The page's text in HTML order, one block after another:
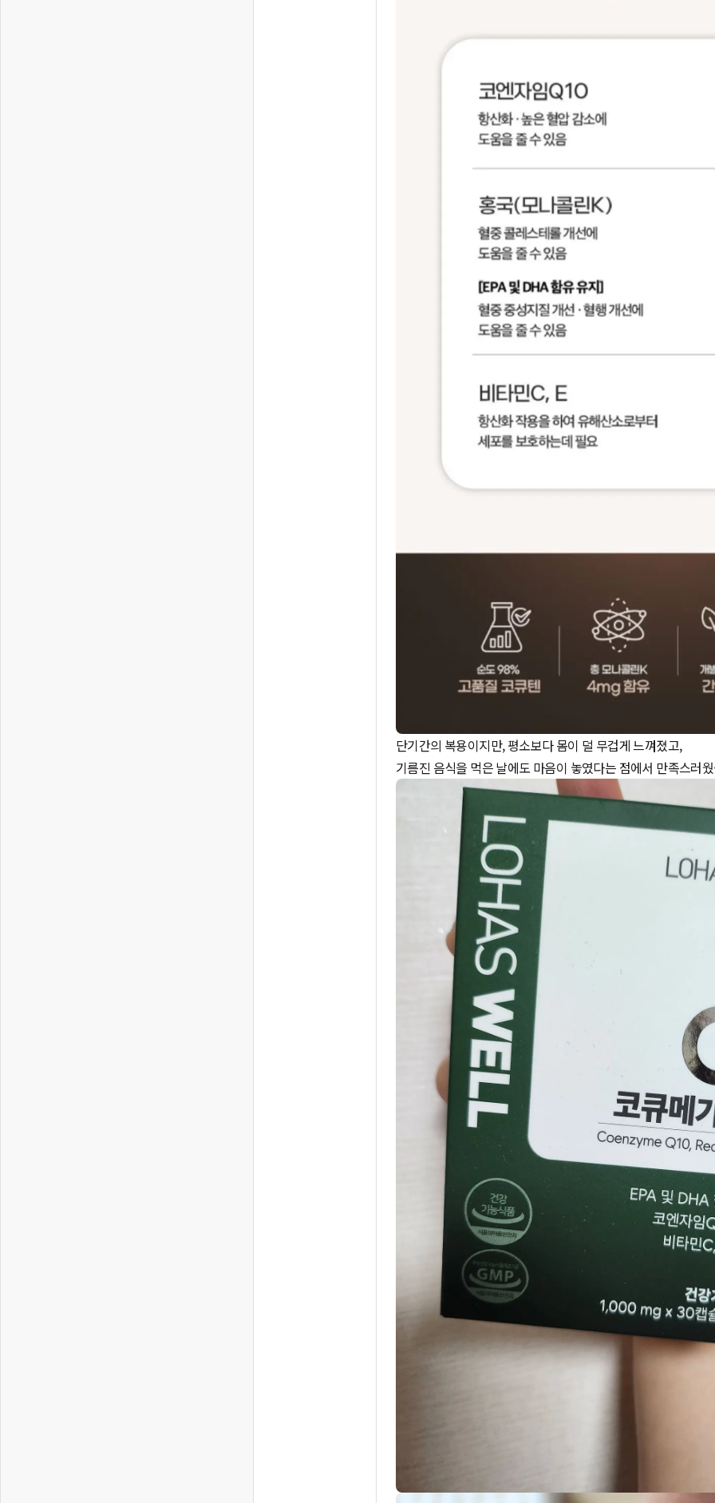
단기간의 복용이지만, 평소보다 몸이 덜 무겁게 느껴졌고,
기름진 음식을 먹은 날에도 마음이 놓였다는 점에서 만족스러